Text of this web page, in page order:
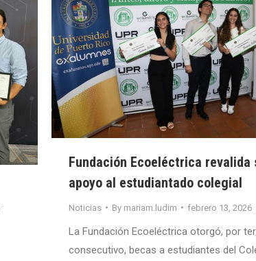
Fundación Ecoeléctrica revalida
apoyo al estudiantado colegial
Noticias By mariam.ludim febrero 13, 2026
La Fundación Ecoeléctrica otorgó, por
consecutivo, becas a estudiantes del